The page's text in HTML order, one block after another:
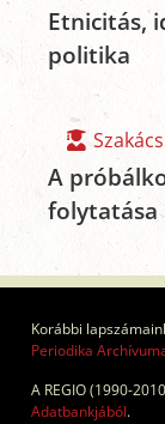
Etnicitás,
politika
A
folytatása
Korábbi
Periodika
A REGIO (1990-
Adatbankjából.